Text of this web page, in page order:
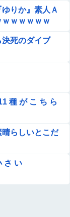
りか』素人Ａ
ｗｗｗｗｗ
決死のダイブ
種 が こ ち ら
晴らしいとこだ
さ い